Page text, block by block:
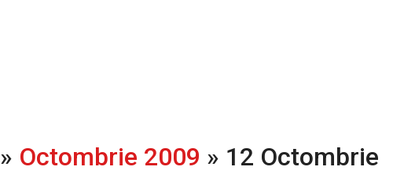
» Octombrie 2009 » 12 Octombrie